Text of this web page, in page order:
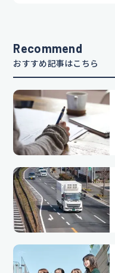
Recommend
おすすめ記事はこちら